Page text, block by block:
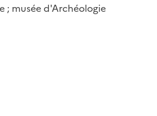
; musée d'Archéologie